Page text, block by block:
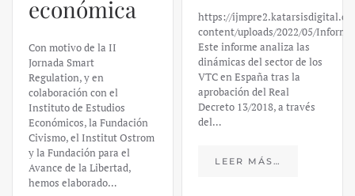
económica
Con motivo de la II
Jornada Smart
Regulation, y en
colaboración con el
Instituto de Estudios
Económicos, la Fundación
Civismo, el Institut Ostrom
y la Fundación para el
Avance de la Libertad,
hemos elaborado…
https://
content/uploads/2022/05/
Este informe analiza las
dinámicas del sector de los
VTC en España tras la
aprobación del Real
Decreto 13/2018, a través
del…
LEER MÁS…